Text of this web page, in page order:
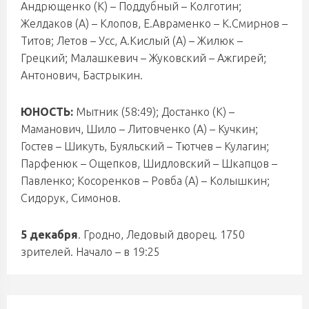
Андрющенко (К) – Поддубный – Колготин;
Желдаков (А) – Клопов, Е.Авраменко – К.Смирнов –
Титов; Летов – Усс, А.Кислый (А) – Жилюк –
Грецкий; Малашкевич – Жуковский – Ажгирей;
Антонович, Бастрыкин.
ЮНОСТЬ: Мытник (58:49); Достанко (К) –
Маманович, Шило – Литовченко (А) – Кучкин;
Гостев – Шикуть, Буяльский – Тютчев – Кулагин;
Парфенюк – Ощепков, Шидловский – Шкапцов –
Павленко; Косоренков – Ровба (А) – Колышкин;
Сидорук, Симонов.
5 декабря. Гродно, Ледовый дворец. 1750
зрителей. Начало – в 19:25